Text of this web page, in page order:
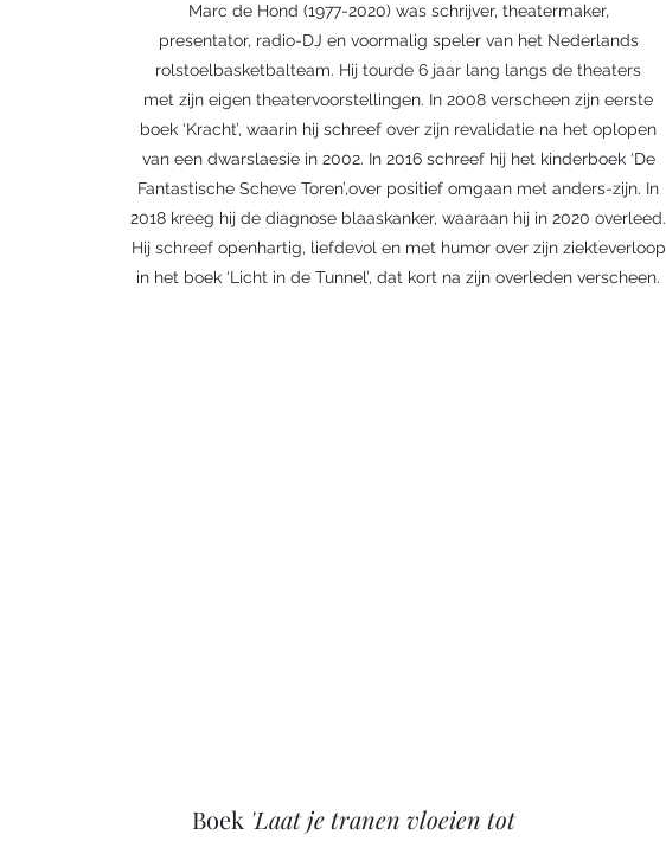
Marc de Hond (1977-2020) was schrijver, theatermaker,
presentator, radio-DJ en voormalig speler van het Nederlands
rolstoelbasketbalteam. Hij tourde 6 jaar lang langs de theaters
met zijn eigen theatervoorstellingen. In 2008 verscheen zijn eerste
boek ‘Kracht’, waarin hij schreef over zijn revalidatie na het oplopen
van een dwarslaesie in 2002. In 2016 schreef hij het kinderboek ‘De
Fantastische Scheve Toren’,over positief omgaan met anders-zijn. In
2018 kreeg hij de diagnose blaaskanker, waaraan hij in 2020 overleed.
Hij schreef openhartig, liefdevol en met humor over zijn ziekteverloop
in het boek ‘Licht in de Tunnel’, dat kort na zijn overleden verscheen.
Boek 'Laat je tranen vloeien tot